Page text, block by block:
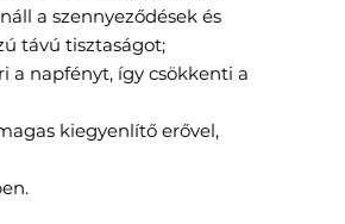
a szennyeződések és
távú tisztaságot;
a napfényt, így csökkenti a
kiegyenlítő erővel,